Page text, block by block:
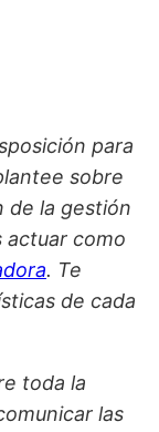
para
sobre
de la gestión
actuar como
. Te
de cada
toda la
las